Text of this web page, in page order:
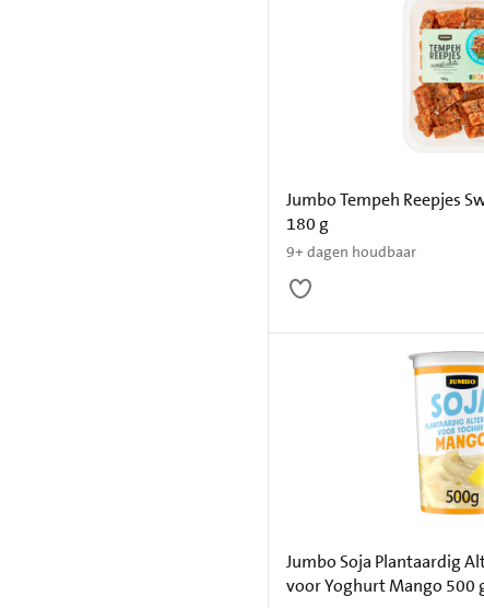
Jumbo Tempeh Reepjes
180 g
9+ dagen houdbaar
Jumbo Soja Plantaardig
voor Yoghurt Mango 500